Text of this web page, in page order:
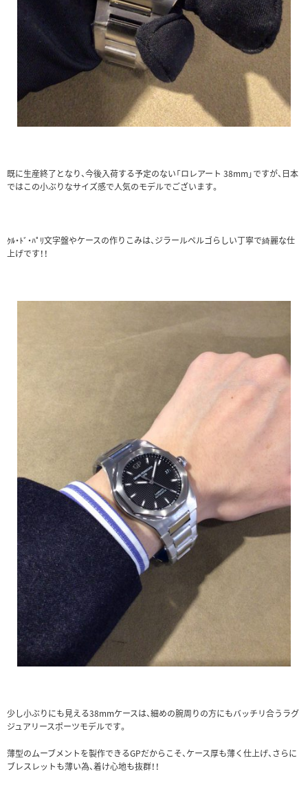
既に生産終了となり、今後入荷する予定のない「ロレアート 38mm」ですが、日本
ではこの小ぶりなサイズ感で人気のモデルでございます。
ｸﾙ・ﾄﾞ・ﾊﾟﾘ文字盤やケースの作りこみは、ジラールペルゴらしい丁寧で綺麗な仕
上げです！！
少し小ぶりにも見える38mmケースは、細めの腕周りの方にもバッチリ合うラグ
ジュアリースポーツモデルです。
薄型のムーブメントを製作できるGPだからこそ、ケース厚も薄く仕上げ、さらに
ブレスレットも薄い為、着け心地も抜群！！